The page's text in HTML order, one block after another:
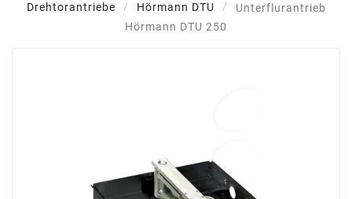
Drehtorantriebe
Hörmann DTU
Unterflurantrieb
Hörmann DTU 250